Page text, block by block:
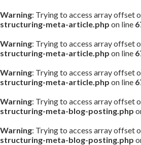
Warning: Trying to access array offset
structuring-meta-article.php on line
Warning: Trying to access array offset
structuring-meta-article.php on line
Warning: Trying to access array offset
structuring-meta-article.php on line
Warning: Trying to access array offset
structuring-meta-blog-posting.php
Warning: Trying to access array offset
structuring-meta-blog-posting.php